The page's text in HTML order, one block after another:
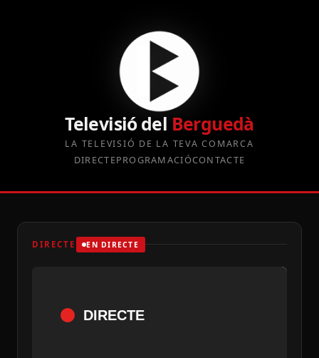
Televisió del Berguedà
LA TELEVISIÓ DE LA TEVA COMARCA
DIRECTEPROGRAMACIÓCONTACTE
DIRECTE EN DIRECTE
DIRECTE